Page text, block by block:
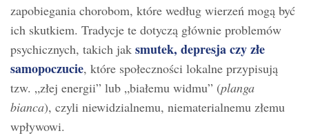
zapobiegania chorobom, które według wierzeń mogą być
ich skutkiem. Tradycje te dotyczą głównie problemów
psychicznych, takich jak smutek, depresja czy złe
samopoczucie, które społeczności lokalne przypisują
tzw. „złej energii” lub „białemu widmu” (planga
bianca), czyli niewidzialnemu, niematerialnemu złemu
wpływowi.